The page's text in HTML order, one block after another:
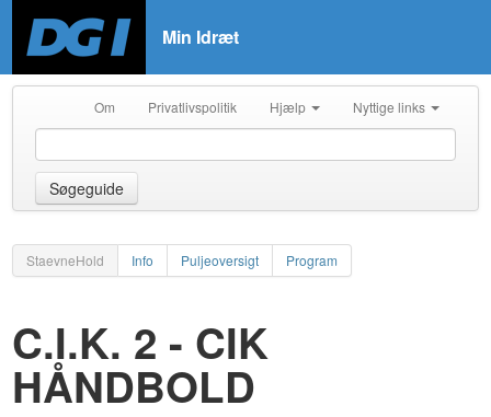
Min Idræt
Om Privatlivspolitik Hjælp Nyttige links
Søgeguide
StaevneHold Info Puljeoversigt Program
C.I.K. 2 - CIK
HÅNDBOLD